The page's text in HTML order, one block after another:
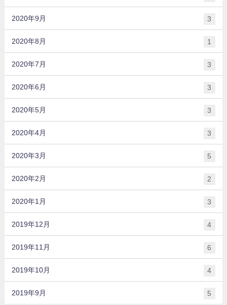
2020年9月 3
2020年8月 1
2020年7月 3
2020年6月 3
2020年5月 3
2020年4月 3
2020年3月 5
2020年2月 2
2020年1月 3
2019年12月 4
2019年11月 6
2019年10月 4
2019年9月 5